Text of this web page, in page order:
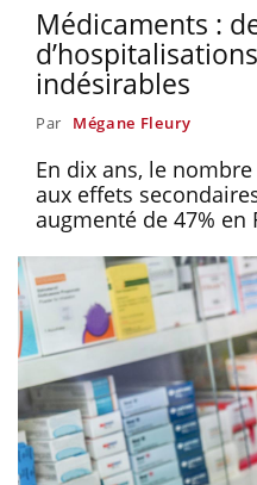
Médicaments :
indésirables
Par Mégane Fleury
En dix ans, le
aux effets
augmenté de 47% en